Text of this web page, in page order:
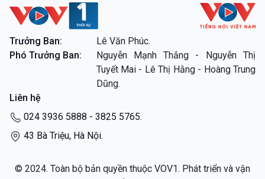
Trưởng Ban:
Lê Văn Phúc.
Phó Trưởng Ban:
Nguyễn Mạnh Thắng - Nguyễn Thị
Tuyết Mai - Lê Thị Hằng - Hoàng Trung
Dũng.
Liên hệ
024 3936 5888 - 3825 5765.
43 Bà Triệu, Hà Nội.
© 2024. Toàn bộ bản quyền thuộc VOV1. Phát triển và vận